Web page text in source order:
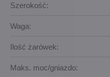
Szerokość:
Waga:
Ilość żarówek:
Maks. moc/gniazdo: